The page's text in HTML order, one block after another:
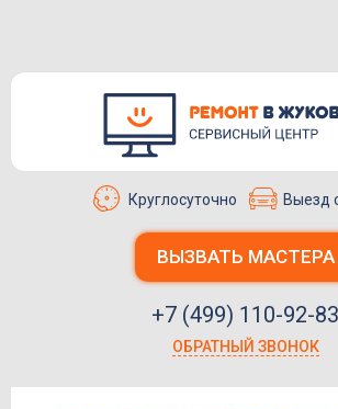
Круглосуточно Выезд
ВЫЗВАТЬ МАСТЕРА
+7 (499) 110-92-83
ОБРАТНЫЙ ЗВОНОК